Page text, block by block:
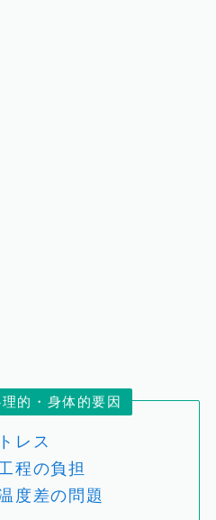
的・身体的要因
レス
程の負担
度差の問題